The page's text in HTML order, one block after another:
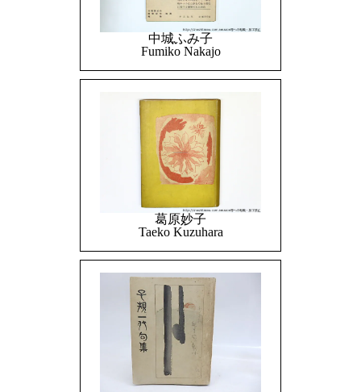
中城ふみ子
Fumiko Nakajo
葛原妙子
Taeko Kuzuhara